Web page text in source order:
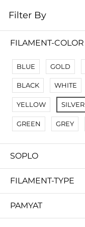
No Results
Not Found Filters1
Not Found Filters2
Filter By
FILAMENT-COLOR
BLUE GOLD
BLACK WHITE
YELLOW SILVER
GREEN GREY
SOPLO
FILAMENT-TYPE
PAMYAT